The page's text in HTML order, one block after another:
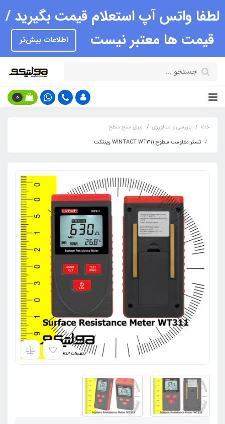
لطفا واتس آپ استعلام قیمت بگیرید /
قیمت ها معتبر نیست
اطلاعات بیش‌تر
0
خانه بازرسی و متالورژی
زبری سنج سطح
تستر مقاومت سطوح WINTACT WT311 وینتکت